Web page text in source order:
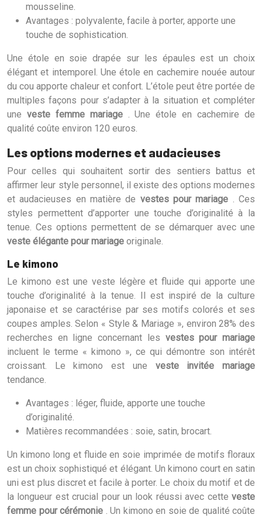
mousseline.
Avantages : polyvalente, facile à porter, apporte une
touche de sophistication.
Une étole en soie drapée sur les épaules est un choix
élégant et intemporel. Une étole en cachemire nouée autour
du cou apporte chaleur et confort. L’étole peut être portée de
multiples façons pour s’adapter à la situation et compléter
une veste femme mariage
. Une étole en cachemire de
qualité coûte environ 120 euros.
Les options modernes et audacieuses
Pour celles qui souhaitent sortir des sentiers battus et
affirmer leur style personnel, il existe des options modernes
et audacieuses en matière de vestes pour mariage
. Ces
styles permettent d’apporter une touche d’originalité à la
tenue. Ces options permettent de se démarquer avec une
veste élégante pour mariage originale.
Le kimono
Le kimono est une veste légère et fluide qui apporte une
touche d’originalité à la tenue. Il est inspiré de la culture
japonaise et se caractérise par ses motifs colorés et ses
coupes amples. Selon « Style & Mariage », environ 28% des
recherches en ligne concernant les vestes pour mariage
incluent le terme « kimono », ce qui démontre son intérêt
croissant. Le kimono est une veste invitée mariage
tendance.
Avantages : léger, fluide, apporte une touche
d’originalité.
Matières recommandées : soie, satin, brocart.
Un kimono long et fluide en soie imprimée de motifs floraux
est un choix sophistiqué et élégant. Un kimono court en satin
uni est plus discret et facile à porter. Le choix du motif et de
la longueur est crucial pour un look réussi avec cette veste
femme pour cérémonie
. Un kimono en soie de qualité coûte